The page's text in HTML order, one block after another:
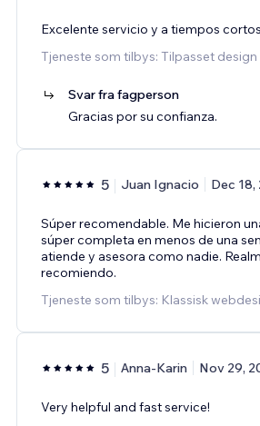
Excelente servicio y a tiempos cortos
Tjeneste som tilbys: Tilpasset
Svar fra fagperson
Gracias por su confianza.
5 Juan Ignacio Dec 18,
Súper recomendable. Me hicieron
súper completa en menos de una
atiende y asesora como nadie.
recomiendo.
Tjeneste som tilbys: Klassisk
5 Anna-Karin Nov 29,
Very helpful and fast service!